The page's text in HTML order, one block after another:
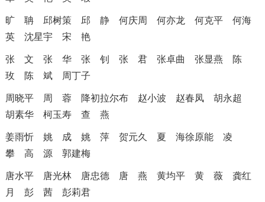
旷 聃 邱树策 邱 静 何庆周 何亦龙 何克平 何海
英 沈星宇 宋 艳
张 文 张 华 张 钊 张 君 张卓曲 张显燕
陈
玫
陈 斌 周丁子
周晓平 周 蓉 降初拉尔布 赵小波 赵春凤 胡永超
胡素华 柯玉寿 查 燕
姜雨忻 姚 成 姚 萍 贺元久 夏 海徐原能 凌
攀 高 源 郭建梅
唐水平 唐光林 唐忠德 唐 燕 黄均平 黄 薇 龚红
月 彭 茜 彭莉君